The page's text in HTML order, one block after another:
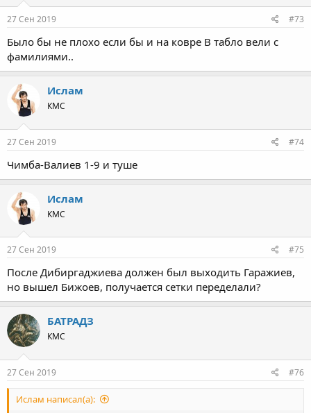
27 Сен 2019 #73
Было бы не плохо если бы и на ковре B табло вели с
фамилиями..
Ислам
КМС
27 Сен 2019 #74
Чимба-Валиев 1-9 и туше
Ислам
КМС
27 Сен 2019 #75
После Дибиргаджиева должен был выходить Гаражиев,
но вышел Бижоев, получается сетки переделали?
БАТРАДЗ
КМС
27 Сен 2019 #76
Ислам написал(а):